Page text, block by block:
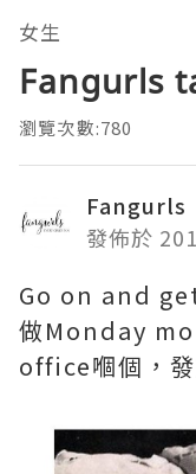
女生
Fangurls
瀏覽次數:780
Fangurls
發佈於
Go on and
做Monday
office嗰個，發